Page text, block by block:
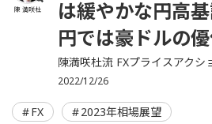
陳 満咲杜
は緩やかな円高
円では豪ドルの
陳満咲杜流 FXプライスアクシ
2022/12/26
FX 2023年相場展望